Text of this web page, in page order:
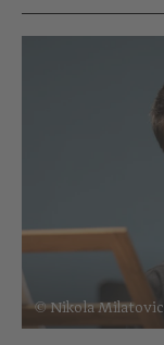
© Nikola Milatovic